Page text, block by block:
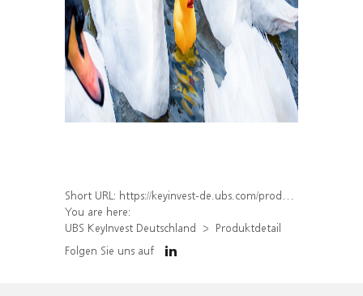
Short URL: https://keyinvest-de.ubs.com/produkt/detail/index/isin/DE000WA5TDY4
You are here:
UBS KeyInvest Deutschland
Produktdetail
Folgen Sie uns auf